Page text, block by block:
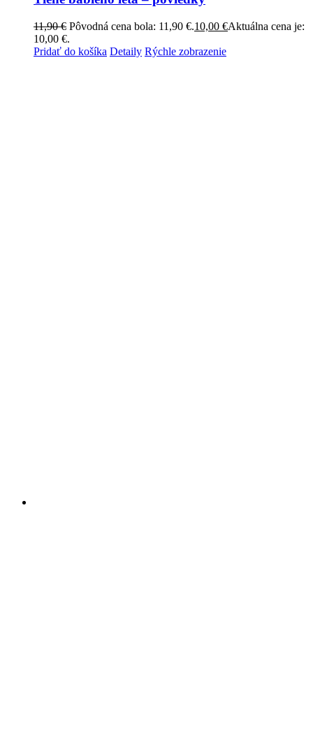
11,90€ Pôvodná cena bola: 11,90 €.10,00 €Aktuálna cena je:
10,00 €.
Pridať do košíka Detaily Rýchle zobrazenie